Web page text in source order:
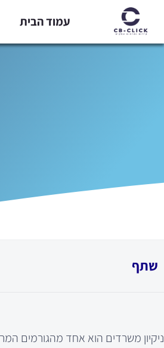
לתוכן
עמוד הבית
שתף
ניקיון משרדים הוא אחד מהגורמים